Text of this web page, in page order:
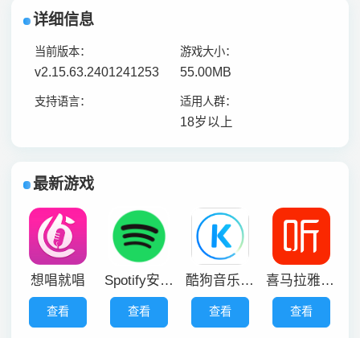
详细信息
当前版本：
v2.15.63.2401241253
游戏大小：
55.00MB
支持语言： 适用人群：
18岁以上
最新游戏
想唱就唱
查看
Spotify安卓中文版
查看
酷狗音乐概念版旧版本
查看
喜马拉雅听书免费版
查看